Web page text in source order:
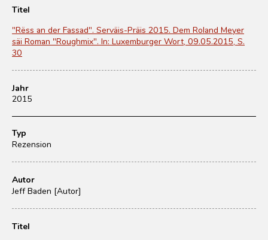
Titel
"Rëss an der Fassad". Serväis-Präis 2015. Dem Roland Meyer
säi Roman "Roughmix". In: Luxemburger Wort, 09.05.2015, S.
30
Jahr
2015
Typ
Rezension
Autor
Jeff Baden [Autor]
Titel